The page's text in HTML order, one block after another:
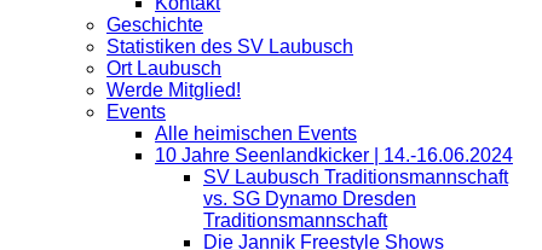
Geschichte
Statistiken des SV Laubusch
Ort Laubusch
Werde Mitglied!
Events
Alle heimischen Events
10 Jahre Seenlandkicker | 14.-16.06.2024
SV Laubusch Traditionsmannschaft
vs. SG Dynamo Dresden
Traditionsmannschaft
Die Jannik Freestyle Shows